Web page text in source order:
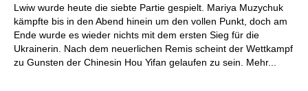
Lwiw wurde heute die siebte Partie gespielt. Mariya Muzychuk
kämpfte bis in den Abend hinein um den vollen Punkt, doch am
Ende wurde es wieder nichts mit dem ersten Sieg für die
Ukrainerin. Nach dem neuerlichen Remis scheint der Wettkampf
zu Gunsten der Chinesin Hou Yifan gelaufen zu sein. Mehr...